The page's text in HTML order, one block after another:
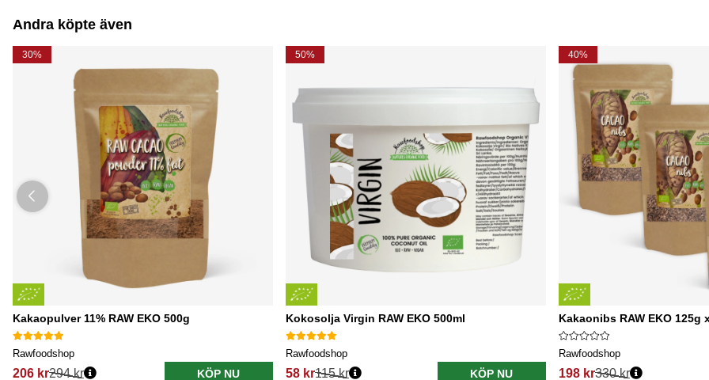
Andra köpte även
30%
Kakaopulver 11% RAW EKO 500g
Rawfoodshop
206 kr294 kr KÖP NU
50%
Kokosolja Virgin RAW EKO 500ml
Rawfoodshop
58 kr115 kr KÖP NU
40%
Kakaonibs RAW EKO 125g
Rawfoodshop
198 kr330 kr